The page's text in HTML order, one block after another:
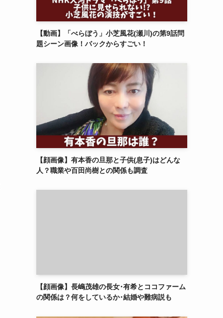
【動画】「べらぼう」小芝風花(瀬川)の第9話問
題シーン画像！バックからすごい！
【顔画像】有本香の旦那と子供(息子)はどんな
人？職業や百田尚樹との関係も調査
【顔画像】長嶋茂雄の長女･有希とココファーム
の関係は？何をしているか･結婚や難病説も